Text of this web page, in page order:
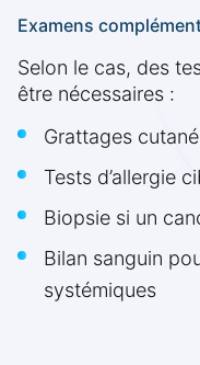
Examens
Selon le cas, des
être nécessaires :
Grattages
Tests d’allergie
Biopsie si un
Bilan sanguin
systémiques